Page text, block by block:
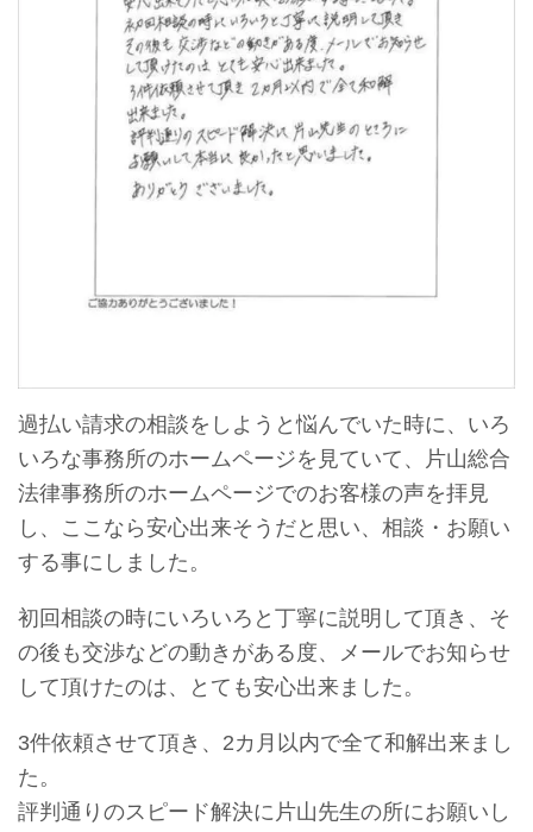
過払い請求の相談をしようと悩んでいた時に、いろ
いろな事務所のホームページを見ていて、片山総合
法律事務所のホームページでのお客様の声を拝見
し、ここなら安心出来そうだと思い、相談・お願い
する事にしました。
初回相談の時にいろいろと丁寧に説明して頂き、そ
の後も交渉などの動きがある度、メールでお知らせ
して頂けたのは、とても安心出来ました。
3件依頼させて頂き、2カ月以内で全て和解出来まし
た。
評判通りのスピード解決に片山先生の所にお願いし